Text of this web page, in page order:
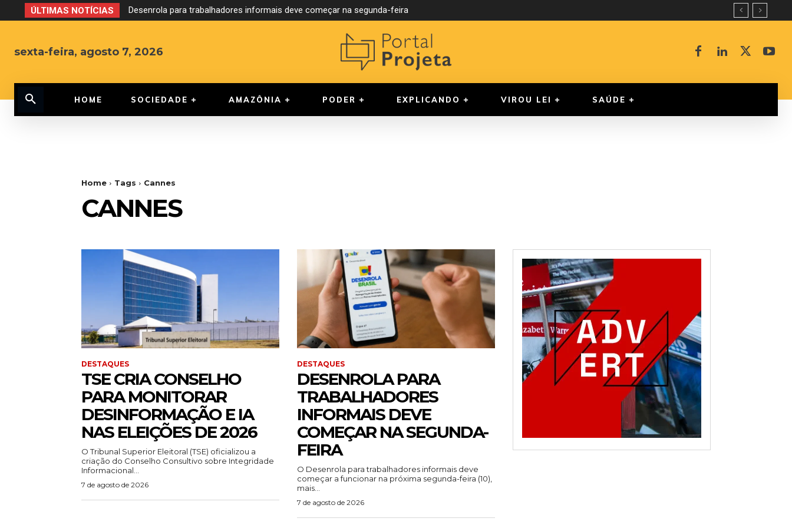
ÚLTIMAS NOTÍCIAS Desenrola para trabalhadores informais deve começar na segunda-feira
sexta-feira, agosto 7, 2026
HOME SOCIEDADE AMAZÔNIA PODER EXPLICANDO VIROU LEI SAÚDE
Home Tags Cannes
CANNES
DESTAQUES
TSE CRIA CONSELHO
PARA MONITORAR
DESINFORMAÇÃO E IA
NAS ELEIÇÕES DE 2026
O Tribunal Superior Eleitoral (TSE) oficializou a
criação do Conselho Consultivo sobre Integridade
Informacional...
7 de agosto de 2026
DESTAQUES
DESENROLA PARA
TRABALHADORES
INFORMAIS DEVE
COMEÇAR NA SEGUNDA-
FEIRA
O Desenrola para trabalhadores informais deve
começar a funcionar na próxima segunda-feira (10),
mais...
7 de agosto de 2026